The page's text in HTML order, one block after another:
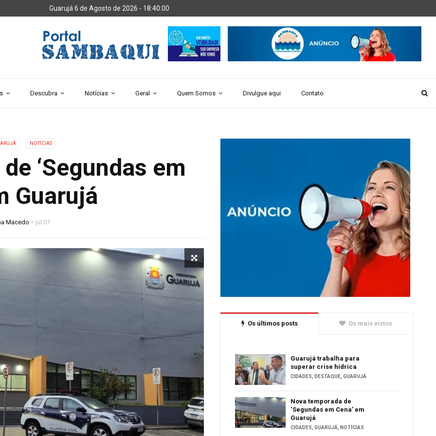
Guarujá 6 de Agosto de 2026 - 18:40:03
Descubra Notícias Geral Quem Somos Divulgue aqui Contato
NOTÍCIAS
‘Segundas em
Guarujá
Macedo jul 07
Os últimos posts Os mais vistos
Guarujá trabalha para
superar crise hídrica
CIDADES, DESTAQUE,GUARUJÁ
Nova temporada de
‘Segundas em Cena’ em
Guarujá
CIDADES,GUARUJÁ, NOTÍCIAS